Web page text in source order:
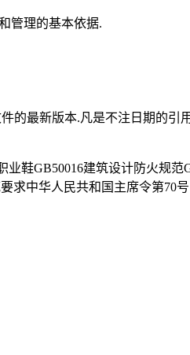
管理的基本依据.
的最新版本.凡是不注日期的引
鞋GB50016建筑设计防火规范
求中华人民共和国主席令第70